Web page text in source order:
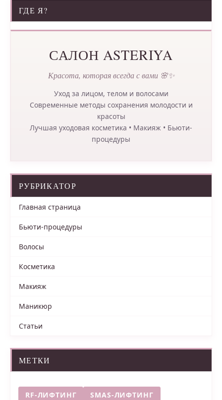
ГДЕ Я?
САЛОН ASTERIYA
Красота, которая всегда с вами 🌸✨
Уход за лицом, телом и волосами
Современные методы сохранения молодости и
красоты
Лучшая уходовая косметика • Макияж • Бьюти-
процедуры
РУБРИКАТОР
Главная страница
Бьюти-процедуры
Волосы
Косметика
Макияж
Маникюр
Статьи
МЕТКИ
RF-ЛИФТИНГ
SMAS-ЛИФТИНГ